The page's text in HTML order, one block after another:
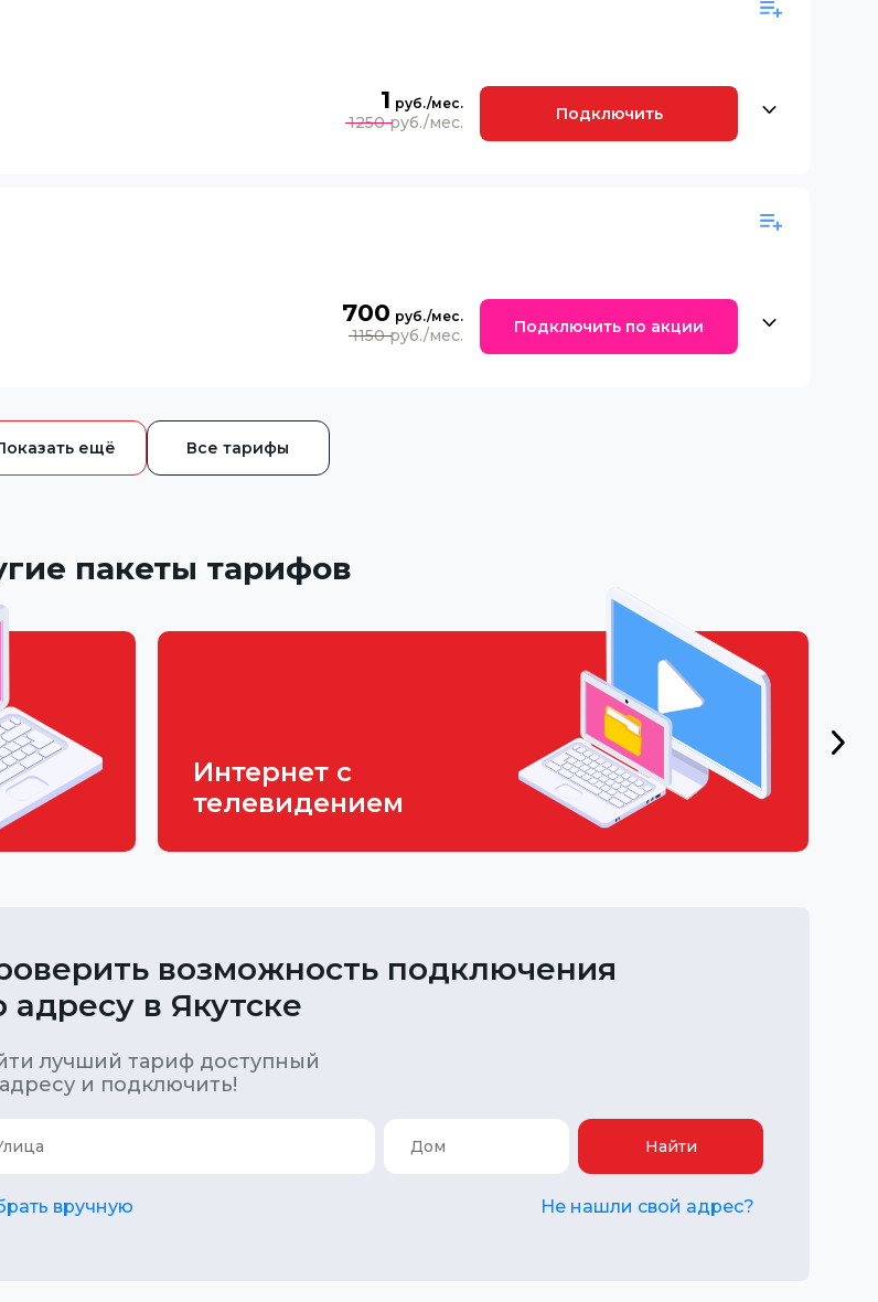
1
1250 Подключить
700
1150 Подключить по акции
Все тарифы
пакеты тарифов
Интернет с
телевидением
возможность подключения
адресу в Якутске
лучший тариф доступный
и подключить!
Найти
вручную Не нашли свой адрес?